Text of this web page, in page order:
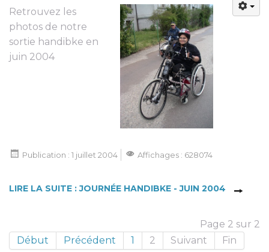
Retrouvez les
photos de notre
sortie handibke en
juin 2004
Publication : 1 juillet 2004 Affichages : 628074
LIRE LA SUITE : JOURNÉE HANDIBKE - JUIN 2004
Page 2 sur 2
Début
Précédent 1 2 Suivant Fin